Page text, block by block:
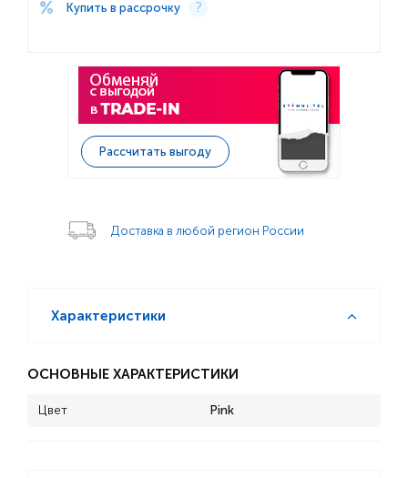
Купить в рассрочку
Рассчитать выгоду
Доставка в любой регион России
Характеристики
ОСНОВНЫЕ ХАРАКТЕРИСТИКИ
Цвет Pink